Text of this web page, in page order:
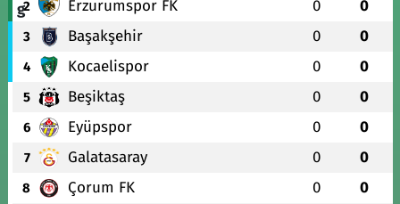
2 Erzurumspor FK 0 0
3 Başakşehir 0 0
4 Kocaelispor 0 0
5 Beşiktaş 0 0
6 Eyüpspor 0 0
7 Galatasaray 0 0
8 Çorum FK 0 0